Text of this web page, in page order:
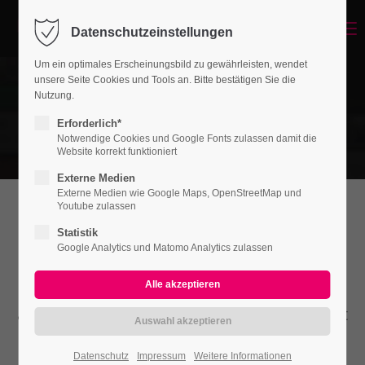
Login
Benutzername
Passwort
Anmelden
Register|Lost your password?
Support
Lorem ipsum dolor sit amet, consectetuer
adipiscing elit. Aenean commodo ligula eget
dolor. Aenean massa.
Datenschutzeinstellungen
Um ein optimales Erscheinungsbild zu gewährleisten, wendet
unsere Seite Cookies und Tools an. Bitte bestätigen Sie die
Nutzung.
Erforderlich*
Notwendige Cookies und Google Fonts zulassen damit die
Website korrekt funktioniert
Externe Medien
Externe Medien wie Google Maps, OpenStreetMap und
Youtube zulassen
Statistik
Google Analytics und Matomo Analytics zulassen
Datenschutz Impressum Weitere Informationen